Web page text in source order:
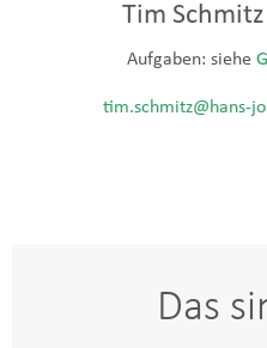
Tim
Aufgaben: siehe
tim.schmitz@hans-
Das